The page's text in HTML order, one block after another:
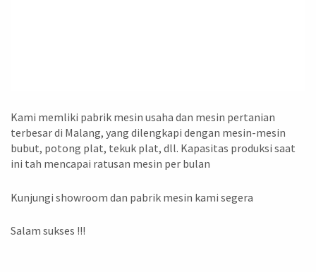
Kami memliki pabrik mesin usaha dan mesin pertanian
terbesar di Malang, yang dilengkapi dengan mesin-mesin
bubut, potong plat, tekuk plat, dll. Kapasitas produksi saat
ini tah mencapai ratusan mesin per bulan
Kunjungi showroom dan pabrik mesin kami segera
Salam sukses !!!